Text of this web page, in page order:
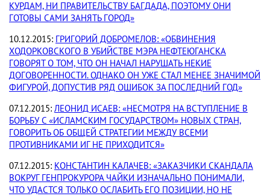
КУРДАМ, НИ ПРАВИТЕЛЬСТВУ БАГДАДА, ПОЭТОМУ ОНИ
ГОТОВЫ САМИ ЗАНЯТЬ ГОРОД»
10.12.2015: ГРИГОРИЙ ДОБРОМЕЛОВ: «ОБВИНЕНИЯ
ХОДОРКОВСКОГО В УБИЙСТВЕ МЭРА НЕФТЕЮГАНСКА
ГОВОРЯТ О ТОМ, ЧТО ОН НАЧАЛ НАРУШАТЬ НЕКИЕ
ДОГОВОРЕННОСТИ. ОДНАКО ОН УЖЕ СТАЛ МЕНЕЕ ЗНАЧИМОЙ
ФИГУРОЙ, ДОПУСТИВ РЯД ОШИБОК ЗА ПОСЛЕДНИЙ ГОД»
07.12.2015: ЛЕОНИД ИСАЕВ: «НЕСМОТРЯ НА ВСТУПЛЕНИЕ В
БОРЬБУ С «ИСЛАМСКИМ ГОСУДАРСТВОМ» НОВЫХ СТРАН,
ГОВОРИТЬ ОБ ОБЩЕЙ СТРАТЕГИИ МЕЖДУ ВСЕМИ
ПРОТИВНИКАМИ ИГ НЕ ПРИХОДИТСЯ»
07.12.2015: КОНСТАНТИН КАЛАЧЕВ: «ЗАКАЗЧИКИ СКАНДАЛА
ВОКРУГ ГЕНПРОКУРОРА ЧАЙКИ ИЗНАЧАЛЬНО ПОНИМАЛИ,
ЧТО УДАСТСЯ ТОЛЬКО ОСЛАБИТЬ ЕГО ПОЗИЦИИ, НО НЕ